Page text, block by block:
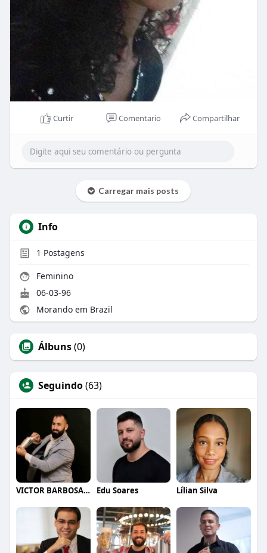
Curtir Comentario Compartilhar
Carregar mais posts
Info
1 Postagens
Feminino
06-03-96
Morando em Brazil
Álbuns(0)
Seguindo(63)
VICTOR BARBOSA QUARANTA Edu Soares Lílian Silva